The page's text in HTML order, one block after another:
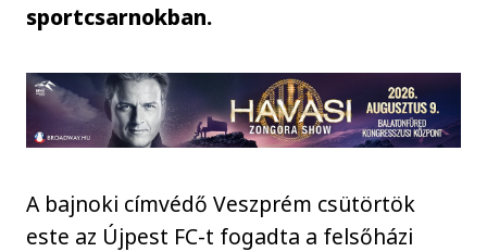
sportcsarnokban.
A bajnoki címvédő Veszprém csütörtök
este az Újpest FC-t fogadta a felsőházi